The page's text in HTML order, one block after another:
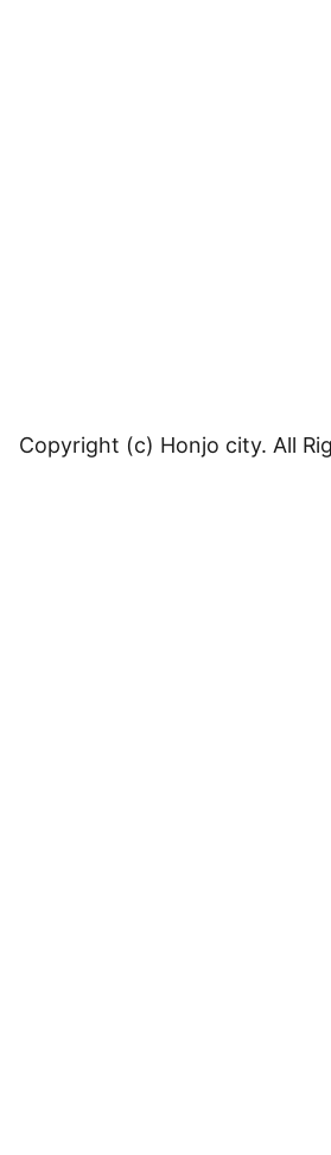
Copyright (c) Honjo city. All